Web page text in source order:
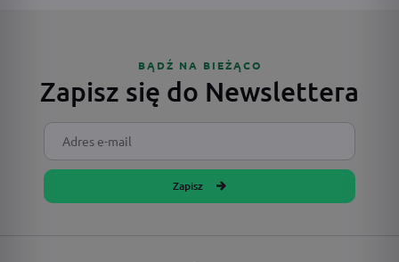
BĄDŹ NA BIEŻĄCO
Zapisz się do Newslettera
Zapisz